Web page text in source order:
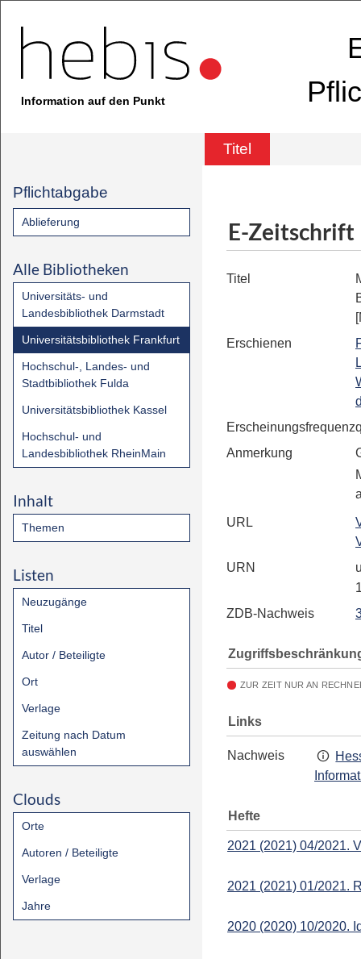
Information auf den Punkt
Titel
Pflichtabgabe
Ablieferung
Alle Bibliotheken
Universitäts- und
Landesbibliothek Darmstadt
Universitätsbibliothek Frankfurt
Hochschul-, Landes- und
Stadtbibliothek Fulda
Universitätsbibliothek Kassel
Hochschul- und
Landesbibliothek RheinMain
Inhalt
Themen
Listen
Neuzugänge
Titel
Autor / Beteiligte
Ort
Verlage
Zeitung nach Datum
auswählen
Clouds
Orte
Autoren / Beteiligte
Verlage
Jahre
E-Zeitschrift
Titel
Erschienen
Erscheinungsfrequenz
Anmerkung
URL
URN
ZDB-Nachweis
ZUR ZEIT NUR AN
Links
Nachweis
Hefte
2021 (2021) 04/2021.
2021 (2021) 01/2021.
2020 (2020) 10/2020.